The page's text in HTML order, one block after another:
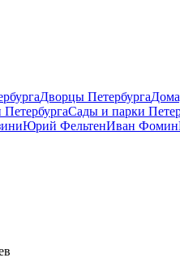
Дворцы Петербурга
Сады и парки
Юрий ФельтенИван Фомин